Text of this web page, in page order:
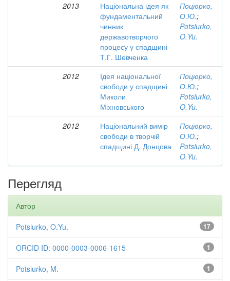
2013
Національна ідея як
фундаментальний
чинник
державотворчого
процесу у спадщині
Т.Г. Шевченка
Поцюрко,
О.Ю.;
Potsiurko,
O.Yu.
2012
Ідея національної
свободи у спадщині
Миколи
Міхновського
Поцюрко,
О.Ю.;
Potsiurko,
O.Yu.
2012
Національний вимір
свободи в творчій
спадщині Д. Донцова
Поцюрко,
О.Ю.;
Potsiurko,
O.Yu.
Перегляд
Автор
17
Potsiurko, O.Yu.
1
ORCID ID: 0000-0003-0006-1615
1
Potsiurko, M.